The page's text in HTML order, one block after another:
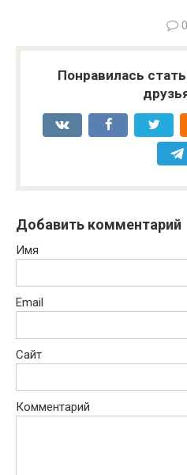
0
Понравилась
Добавить комментарий
Имя
Email
Сайт
Комментарий